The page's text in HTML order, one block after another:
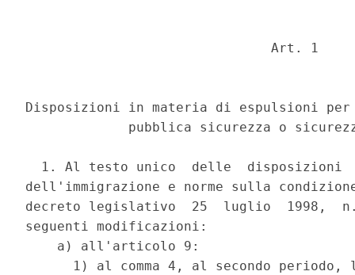
                               Art. 1
Disposizioni in materia di espulsioni
pubblica sicurezza o
1. Al testo unico  delle  disposizioni
dell'immigrazione e norme sulla
decreto legislativo  25  luglio  1998,
seguenti modificazioni:
    a) all'articolo 9:
1) al comma 4, al secondo periodo,